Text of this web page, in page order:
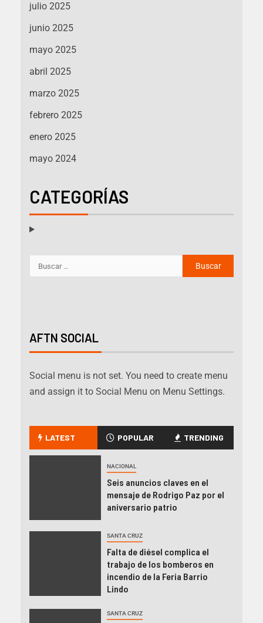
julio 2025
junio 2025
mayo 2025
abril 2025
marzo 2025
febrero 2025
enero 2025
mayo 2024
CATEGORÍAS
AFTN SOCIAL
Social menu is not set. You need to create menu
and assign it to Social Menu on Menu Settings.
LATEST POPULAR TRENDING
NACIONAL
Seis anuncios claves en el
mensaje de Rodrigo Paz por el
aniversario patrio
SANTA CRUZ
Falta de diésel complica el
trabajo de los bomberos en
incendio de la Feria Barrio
Lindo
SANTA CRUZ